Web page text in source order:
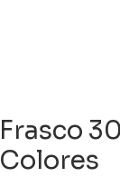
Frasco
Colores